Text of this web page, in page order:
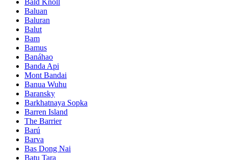
Baluan
Baluran
Balut
Bam
Bamus
Banáhao
Banda Api
Mont Bandai
Banua Wuhu
Baransky
Barkhatnaya Sopka
Barren Island
The Barrier
Barú
Barva
Bas Dong Nai
Batu Tara